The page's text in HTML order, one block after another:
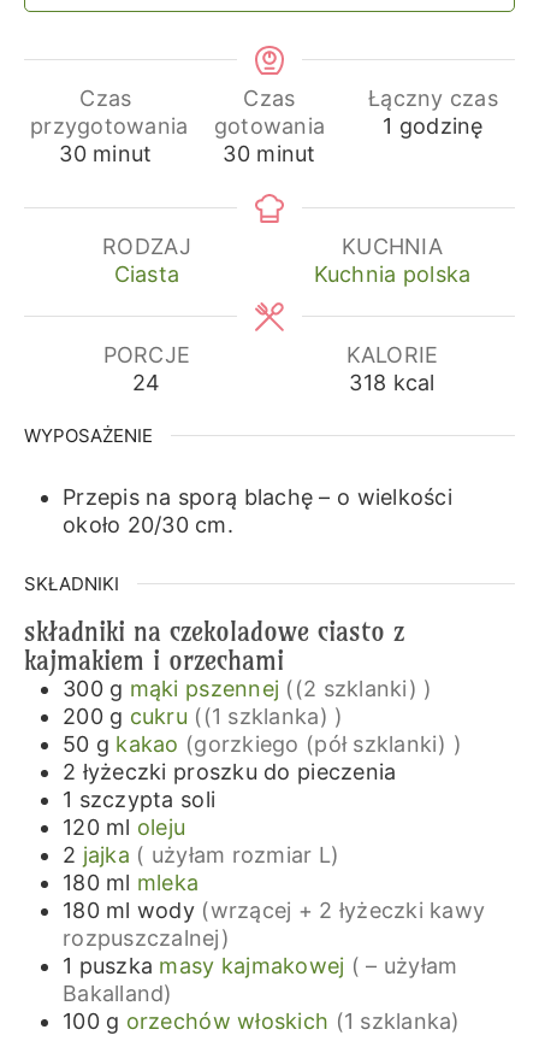
Czas
przygotowania
30minuty
minut
Czas
gotowania
30minuty
minut
Łączny czas
1 godzina
godzinę
RODZAJ
Ciasta
KUCHNIA
Kuchnia polska
PORCJE
24
KALORIE
318 kcal
WYPOSAŻENIE
Przepis na sporą blachę – o wielkości
około 20/30 cm.
SKŁADNIKI
składniki na czekoladowe ciasto z
kajmakiem i orzechami
300 g mąki pszennej ((2 szklanki) )
200 g cukru ((1 szklanka) )
50 g kakao (gorzkiego (pół szklanki) )
2 łyżeczki proszku do pieczenia
1 szczypta soli
120 ml oleju
2 jajka ( użyłam rozmiar L)
180 ml mleka
180 ml wody (wrzącej + 2 łyżeczki kawy
rozpuszczalnej)
1 puszka masy kajmakowej ( – użyłam
Bakalland)
100 g orzechów włoskich (1 szklanka)